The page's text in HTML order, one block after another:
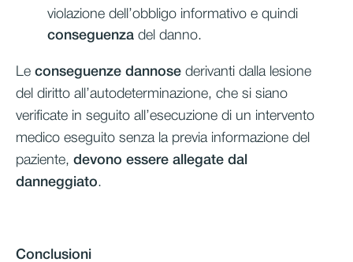
violazione dell’obbligo informativo e quindi
conseguenza del danno.
Le conseguenze dannose derivanti dalla lesione
del diritto all’autodeterminazione, che si siano
verificate in seguito all’esecuzione di un intervento
medico eseguito senza la previa informazione del
paziente, devono essere allegate dal
danneggiato.
Conclusioni